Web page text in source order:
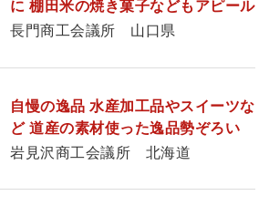
に 棚田米の焼き菓子などもアピール
長門商工会議所 山口県
自慢の逸品 水産加工品やスイーツな
ど 道産の素材使った逸品勢ぞろい
岩見沢商工会議所 北海道